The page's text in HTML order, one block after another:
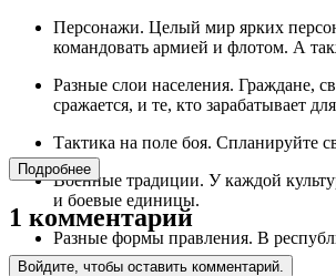
Персонажи. Целый мир ярких
командовать армией и флотом. А
Разные слои населения. Граждане,
сражается, и те, кто зарабатывает
Тактика на поле боя. Спланируйте
Военные традиции. У каждой
и боевые единицы.
Разные формы правления. В
перед кланами.
Подробнее
1 комментарий
Войдите, чтобы оставить комментарий.